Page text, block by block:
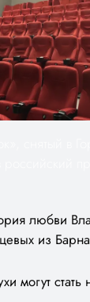
любви
из
могут